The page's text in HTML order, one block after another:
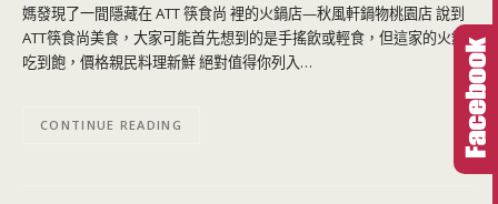
媽發現了一間隱藏在 ATT 筷食尚 裡的火鍋店—秋風軒鍋物桃園店 說到
ATT筷食尚美食，大家可能首先想到的是手搖飲或輕食，但這家的火鍋
吃到飽，價格親民料理新鮮 絕對值得你列入…
CONTINUE READING